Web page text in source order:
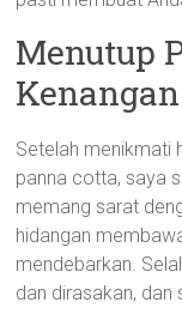
Menutup
Setelah menikmati
panna cotta, saya
memang sarat
hidangan
mendebarkan.
dan dirasakan, dan